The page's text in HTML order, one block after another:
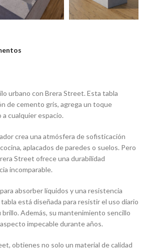
urbano con Brera Street. Esta tabla
de cemento gris, agrega un toque
cualquier espacio.
crea una atmósfera de sofisticación
aplacados de paredes o suelos. Pero
Street ofrece una durabilidad
incomparable.
absorber líquidos y una resistencia
está diseñada para resistir el uso diario
Además, su mantenimiento sencillo
impecable durante años.
obtienes no solo un material de calidad